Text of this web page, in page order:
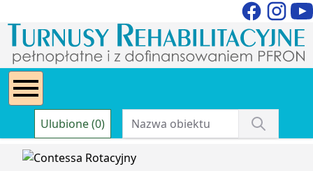
Ulubione (0)